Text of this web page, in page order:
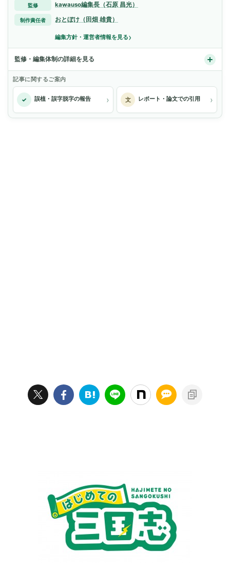
監修 kawauso編集長（石原 昌光）
制作責任者 おとぼけ（田畑 雄貴）
編集方針・運営者情報を見る›
監修・編集体制の詳細を見る
記事に関するご案内
✓ 誤植・誤字脱字の報告 › 文 レポート・論文での引用 ›